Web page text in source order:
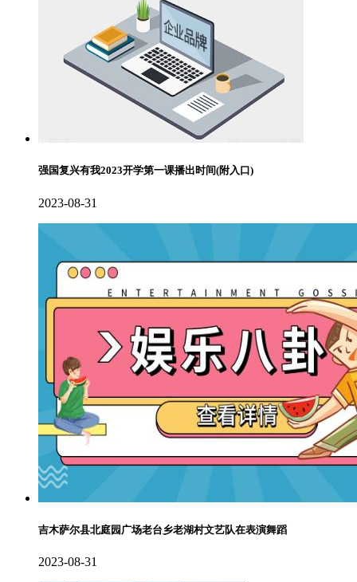
强国复兴有我2023开学第一课播出时间(附入口)
2023-08-31
吉木萨尔县北庭园广场老台乡老湖村文艺队在表演舞蹈
2023-08-31